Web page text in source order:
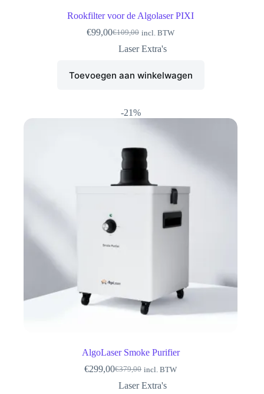
Rookfilter voor de Algolaser PIXI
€109,00
Oorspronkelijke
prijs
€99,00Huidige
prijs
incl. BTW
Laser Extra's
Toevoegen aan winkelwagen
-21%
AlgoLaser Smoke Purifier
€379,00
Oorspronkelijke
prijs
€299,00Huidige
prijs
incl. BTW
Laser Extra's